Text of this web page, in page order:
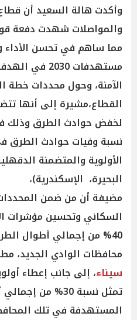
وأكدت هالة السعيد أن
والمواصلات شهدت دفعة
مما ساهم في تحسن الأداء
مستهدفات
القطاع،مشيرة إلى أنها
لخفض حوادث الطرق وذلك
نسبة وفيات حوادث الطرق
الأولوية والمتضمنة
البحيرة، الإسكندرية)،
مضيفة أن من ضمن
السكاني وتحسين مؤشرات
40% من إجمالي أطوال
محافظات الوادي الجديد،
سيناء، إلى جانب إعطاء
تمثل نسبة 30% من
المستهدفة في تلك